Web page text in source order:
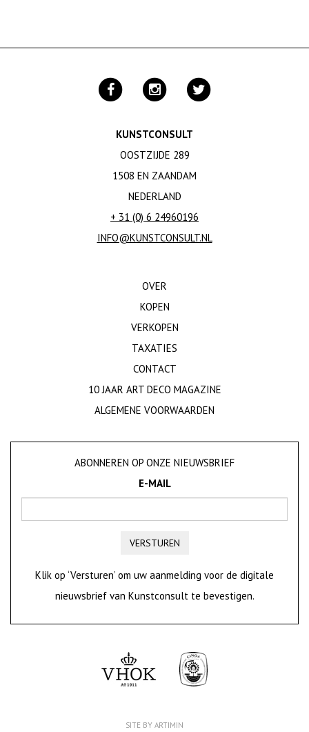
KUNSTCONSULT
OOSTZIJDE 289
1508 EN ZAANDAM
NEDERLAND
+ 31 (0) 6 24960196
INFO@KUNSTCONSULT.NL
OVER
KOPEN
VERKOPEN
TAXATIES
CONTACT
10 JAAR ART DECO MAGAZINE
ALGEMENE VOORWAARDEN
ABONNEREN OP ONZE NIEUWSBRIEF
E-MAIL
VERSTUREN
Klik op ‘Versturen’ om uw aanmelding voor de digitale
nieuwsbrief van Kunstconsult te bevestigen.
SITE BY ARTIMIN